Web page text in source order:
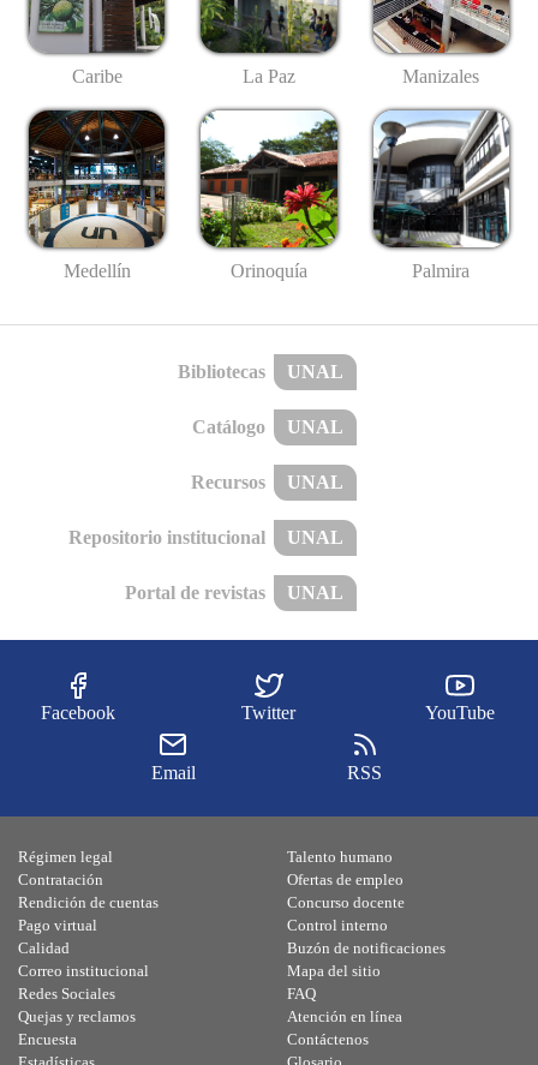
Caribe La Paz Manizales
Medellín Orinoquía Palmira
Bibliotecas UNAL
Catálogo UNAL
Recursos UNAL
Repositorio institucional UNAL
Portal de revistas UNAL
Facebook Twitter YouTube
Email RSS
Régimen legal
Contratación
Rendición de cuentas
Pago virtual
Calidad
Talento humano
Ofertas de empleo
Concurso docente
Control interno
Buzón de notificaciones
Correo institucional
Redes Sociales
Quejas y reclamos
Encuesta
Mapa del sitio
FAQ
Atención en línea
Contáctenos